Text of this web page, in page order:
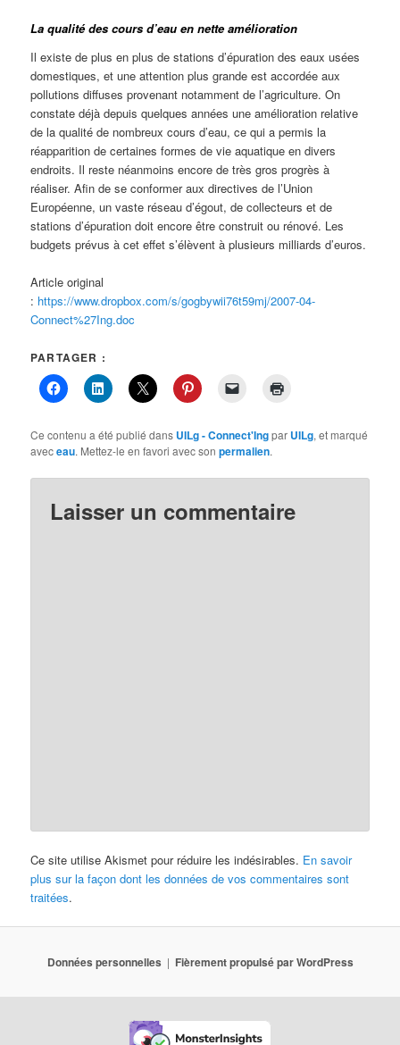
La qualité des cours d’eau en nette amélioration
Il existe de plus en plus de stations d’épuration des eaux usées
domestiques, et une attention plus grande est accordée aux
pollutions diffuses provenant notamment de l’agriculture. On
constate déjà depuis quelques années une amélioration relative
de la qualité de nombreux cours d’eau, ce qui a permis la
réapparition de certaines formes de vie aquatique en divers
endroits. Il reste néanmoins encore de très gros progrès à
réaliser. Afin de se conformer aux directives de l’Union
Européenne, un vaste réseau d’égout, de collecteurs et de
stations d’épuration doit encore être construit ou rénové. Les
budgets prévus à cet effet s’élèvent à plusieurs milliards d’euros.
Article original
: https://www.dropbox.com/s/gogbywii76t59mj/2007-04-
Connect%27Ing.doc
PARTAGER :
Ce contenu a été publié dans UILg - Connect'Ingpar UILg, et marqué
aveceau. Mettez-le en favori avec sonpermalien.
Laisser un commentaire
Ce site utilise Akismet pour réduire les indésirables. En savoir
plus sur la façon dont les données de vos commentaires sont
traitées.
Données personnelles Fièrement propulsé par WordPress